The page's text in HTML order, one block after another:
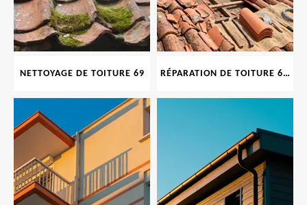
NETTOYAGE DE TOITURE 69 RÉPARATION DE TOITURE 69 RHONE, TUILES CASSÉES OU ABIMÉES